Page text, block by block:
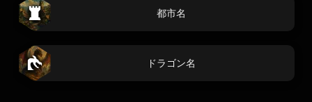
都市名
ドラゴン名